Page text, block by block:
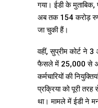
गया। ईडी के मुताबिक,
अब तक 154 करोड़
जा चुकी हैं।
वहीं, सुप्रीम कोर्ट ने
फैसले में 25,000 से
कर्मचारियों की
प्रक्रिया को पूरी
था। मामले में ईडी ने